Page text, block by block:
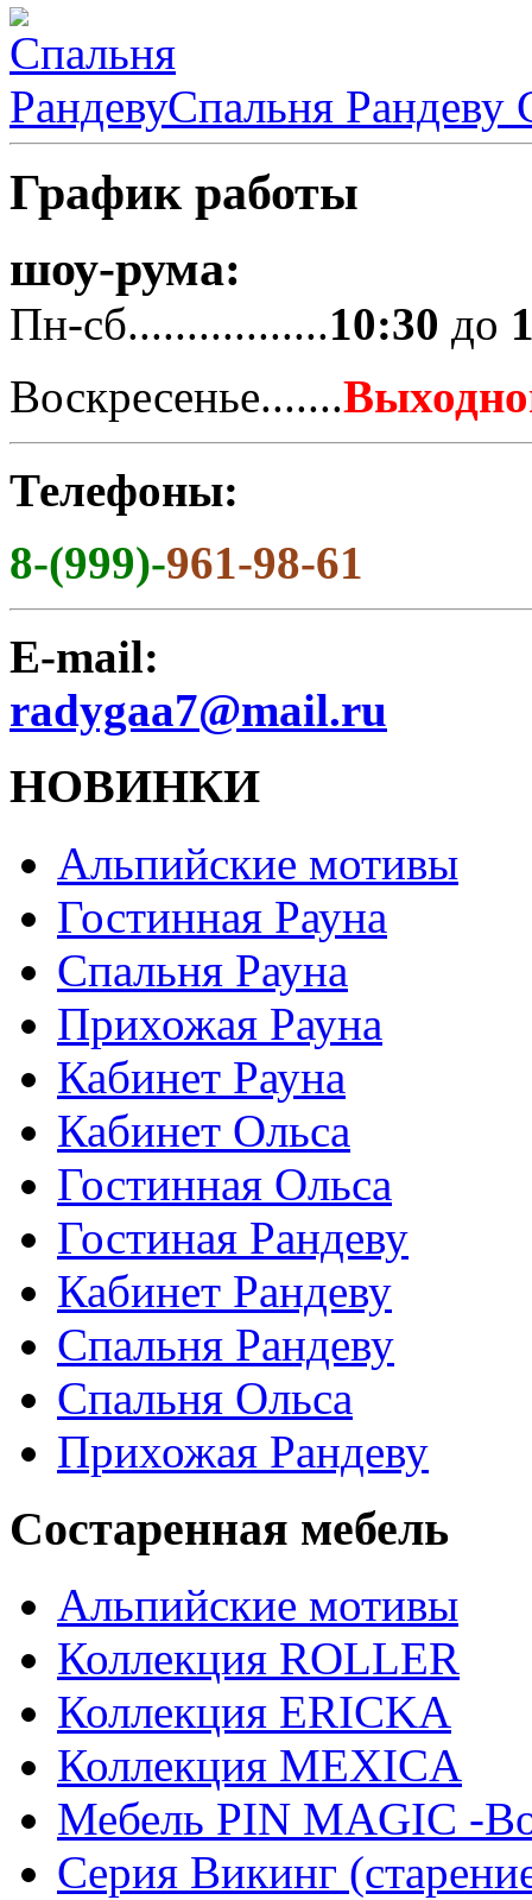
Спальня Рандеву
График работы
шоу-рума:
Пн-сб.................10:30 до
Воскресенье.......
Телефоны:
8-(999)-961-98-61
E-mail:
radygaa7@mail.ru
НОВИНКИ
Альпийские мотивы
Гостинная Рауна
Спальня Рауна
Прихожая Рауна
Кабинет Рауна
Кабинет Ольса
Гостинная Ольса
Гостиная Рандеву
Кабинет Рандеву
Спальня Рандеву
Спальня Ольса
Прихожая Рандеву
Состаренная мебель
Альпийские мотивы
Коллекция ROLLER
Коллекция ERICKA
Коллекция MEXICA
Мебель PIN MAGIС -
Серия Викинг